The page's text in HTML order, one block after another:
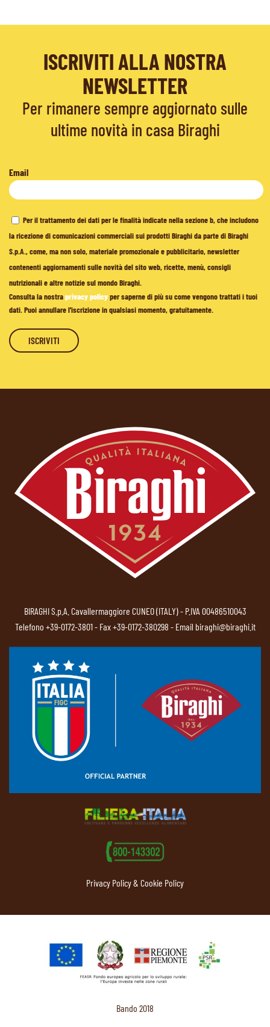
ISCRIVITI ALLA NOSTRA
NEWSLETTER
Per rimanere sempre aggiornato sulle
ultime novità in casa Biraghi
Email
Per il trattamento dei dati per le finalità indicate nella sezione b, che includono
la ricezione di comunicazioni commerciali sui prodotti Biraghi da parte di Biraghi
S.p.A., come, ma non solo, materiale promozionale e pubblicitario, newsletter
contenenti aggiornamenti sulle novità del sito web, ricette, menù, consigli
nutrizionali e altre notizie sul mondo Biraghi.
Consulta la nostraprivacy policyper saperne di più su come vengono trattati i tuoi
dati. Puoi annullare l'iscrizione in qualsiasi momento, gratuitamente.
BIRAGHI S.p.A. Cavallermaggiore CUNEO (ITALY) - P.IVA 00486510043
Telefono +39-0172-3801- Fax +39-0172-380298 - Email biraghi@biraghi.it
Privacy Policy & Cookie Policy
Bando 2018